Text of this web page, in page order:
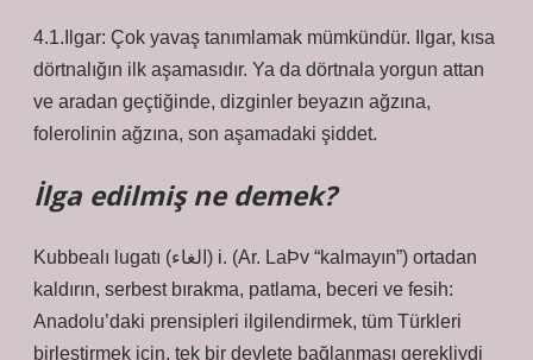
4.1.Ilgar: Çok yavaş tanımlamak mümkündür. Ilgar, kısa
dörtnalığın ilk aşamasıdır. Ya da dörtnala yorgun attan
ve aradan geçtiğinde, dizginler beyazın ağzına,
folerolinin ağzına, son aşamadaki şiddet.
İlga edilmiş ne demek?
Kubbealı lugatı (ﺍﻟﻐﺎﺀ) i. (Ar. LaÞv “kalmayın”) ortadan
kaldırın, serbest bırakma, patlama, beceri ve fesih:
Anadolu’daki prensipleri ilgilendirmek, tüm Türkleri
birleştirmek için, tek bir devlete bağlanması gerekliydi